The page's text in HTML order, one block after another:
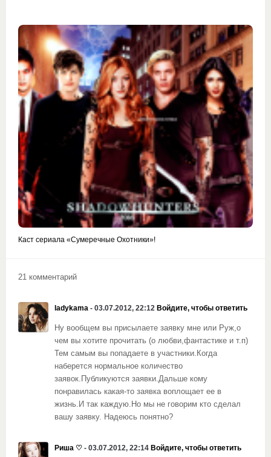
Каст сериала «Сумеречные Охотники»!
21 комментарий
ladykama - 03.07.2012, 22:12 Войдите, чтобы ответить
Ну вообщем вы присылаете заявку мне или Руж,о
чем вы хотите прочитать (о любви,фантастике и т.п)
Тем самым вы попадаете в участники.Когда
наберется нормальное количество
заявок.Публикуются заявки.Дальше кому
понравилась какая-то заявка воплощает ее в
жизнь.И так каждую.Но мы не говорим кто сделал
вашу заявку. Надеюсь понятно?
Риша ♡ - 03.07.2012, 22:14 Войдите, чтобы ответить